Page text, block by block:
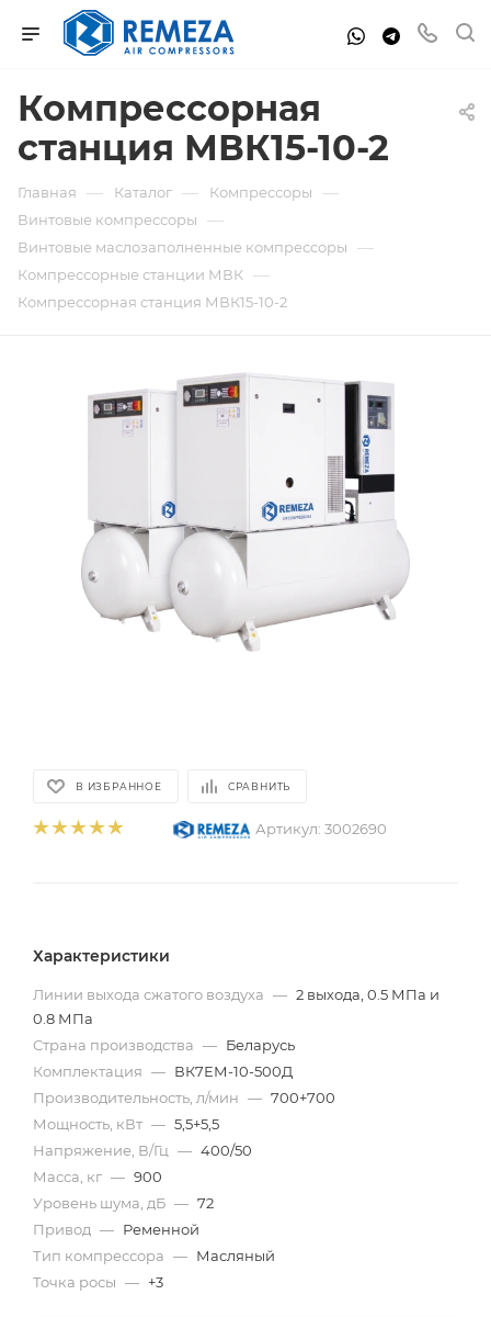
Компрессорная
станция МВК15-10-2
Главная — Каталог — Компрессоры —
Винтовые компрессоры —
Винтовые маслозаполненные компрессоры —
Компрессорные станции МВК —
Компрессорная станция МВК15-10-2
В ИЗБРАННОЕ СРАВНИТЬ
Артикул: 3002690
Характеристики
Линии выхода сжатого воздуха — 2 выхода, 0.5 МПа и
0.8 МПа
Страна производства — Беларусь
Комплектация — ВК7ЕМ-10-500Д
Производительность, л/мин — 700+700
Мощность, кВт — 5,5+5,5
Напряжение, В/Гц — 400/50
Масса, кг — 900
Уровень шума, дБ — 72
Привод — Ременной
Тип компрессора — Масляный
Точка росы — +3